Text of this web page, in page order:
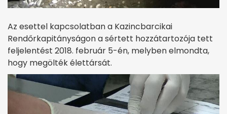
Az esettel kapcsolatban a Kazincbarcikai
Rendőrkapitányságon a sértett hozzátartozója tett
feljelentést 2018. február 5-én, melyben elmondta,
hogy megölték élettársát.